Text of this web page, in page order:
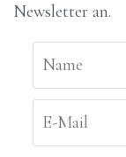
Newsletter an.